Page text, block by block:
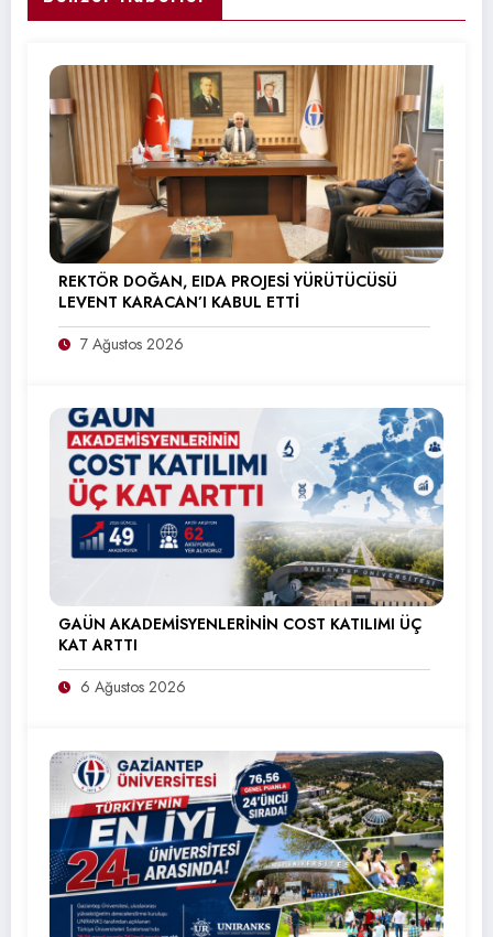
REKTÖR DOĞAN, EIDA PROJESİ YÜRÜTÜCÜSÜ
LEVENT KARACAN’I KABUL ETTİ
7 Ağustos 2026
GAÜN AKADEMİSYENLERİNİN COST KATILIMI ÜÇ
KAT ARTTI
6 Ağustos 2026